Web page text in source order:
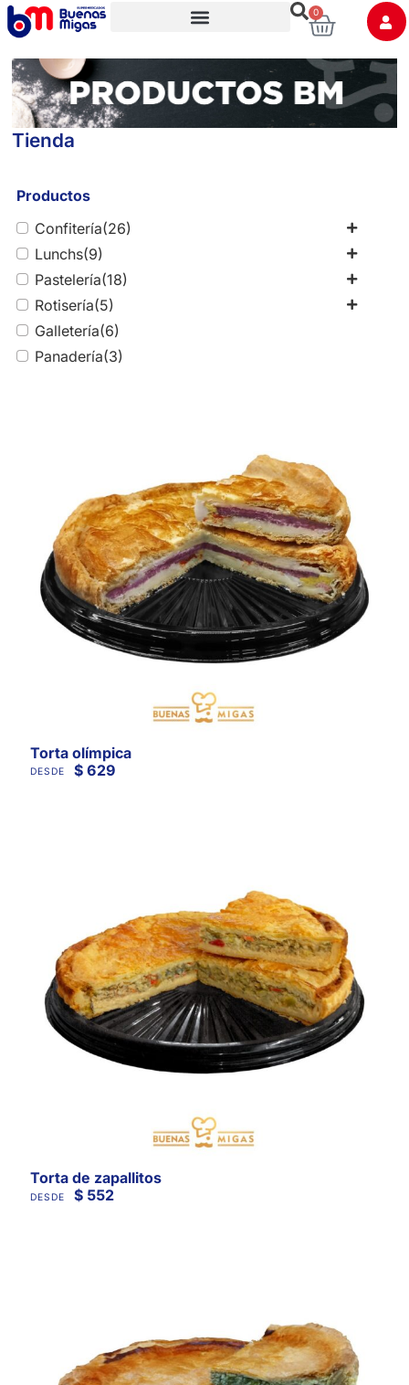
0
Tienda
Productos
Confitería(26)
Lunchs(9)
Pastelería(18)
Rotisería(5)
Galletería(6)
Panadería(3)
Torta olímpica
DESDE $629
Torta de zapallitos
DESDE $552